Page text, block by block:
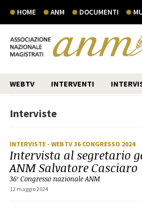
HOME ANM DOCUMENTI
WEBTV INTERVENTI
Interviste
INTERVISTE - WEBTV 36 CONGRESSO 2024
Intervista al segretario
ANM Salvatore Casciaro
36º Congresso nazionale ANM
12 maggio 2024